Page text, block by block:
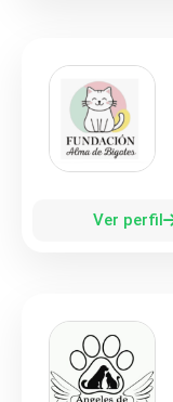
Ver perfil